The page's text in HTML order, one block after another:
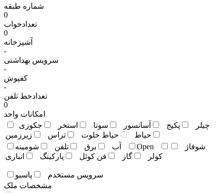
شماره طبقه
0
تعدادخواب
0
آشپزخانه
-
سرویس بهداشتی
-
کفپوش
-
تعدادخط تلفن
0
امکانات واحد
چيلر
پکيج آسانسور سونا استخر
جکوزی
حياط
حياط خلوت تراس
زيرزمين
آب
برق تلفن شومينه Open
شوفاژ
کولر
گاز فن کوئل پارکينگ انباری
سرويس مستخدم
پاسيو
مشخصات ملک